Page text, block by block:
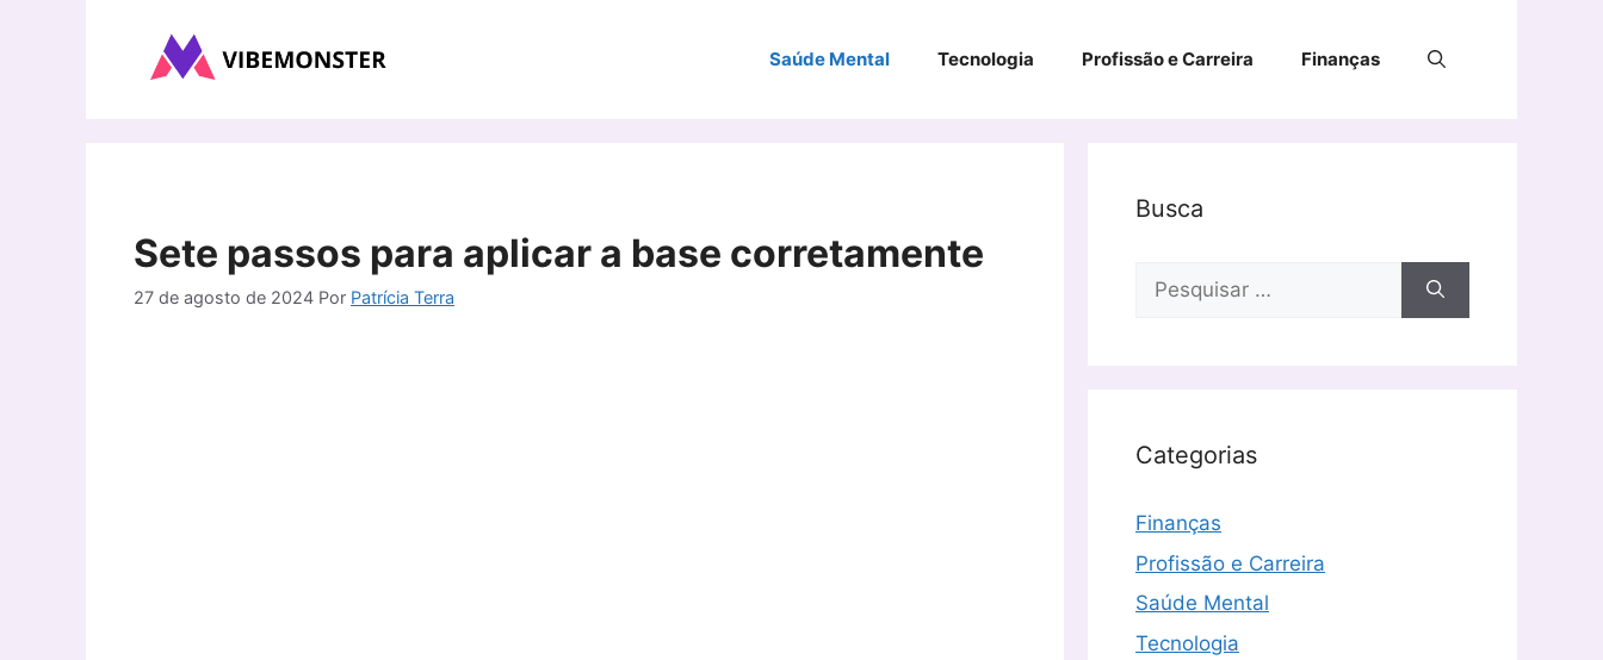
Saúde Mental Tecnologia Profissão e Carreira Finanças
Sete passos para aplicar a base corretamente
27 de agosto de 2024 Por Patrícia Terra
Busca
Pesquisar
Categorias
Finanças
Profissão e Carreira
Saúde Mental
Tecnologia